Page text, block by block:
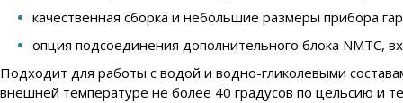
качественная сборка и небольшие размеры прибора
опция подсоединения дополнительного блока NMTC,
Подходит для работы с водой и водно-гликолевыми
внешней температуре не более 40 градусов по цельсию и